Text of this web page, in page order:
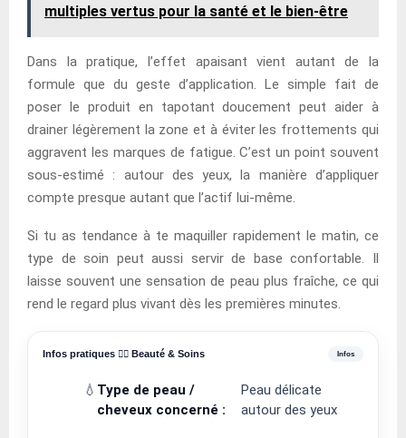
multiples vertus pour la santé et le bien-être
Dans la pratique, l’effet apaisant vient autant de la
formule que du geste d’application. Le simple fait de
poser le produit en tapotant doucement peut aider à
drainer légèrement la zone et à éviter les frottements qui
aggravent les marques de fatigue. C’est un point souvent
sous-estimé : autour des yeux, la manière d’appliquer
compte presque autant que l’actif lui-même.
Si tu as tendance à te maquiller rapidement le matin, ce
type de soin peut aussi servir de base confortable. Il
laisse souvent une sensation de peau plus fraîche, ce qui
rend le regard plus vivant dès les premières minutes.
Infos pratiques 💆‍♀️ Beauté & Soins
💧 Type de peau /
cheveux concerné :
Peau délicate
autour des yeux